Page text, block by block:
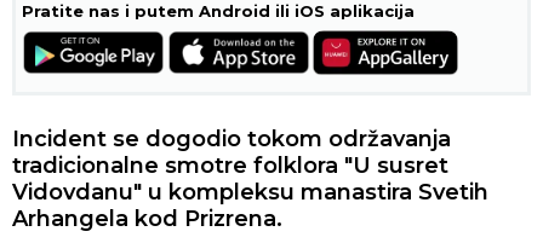
Pratite nas i putem Android ili iOS aplikacija
Incident se dogodio tokom održavanja
tradicionalne smotre folklora "U susret
Vidovdanu" u kompleksu manastira Svetih
Arhangela kod Prizrena.